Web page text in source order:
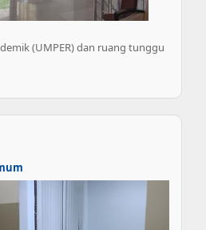
(UMPER) dan ruang tunggu